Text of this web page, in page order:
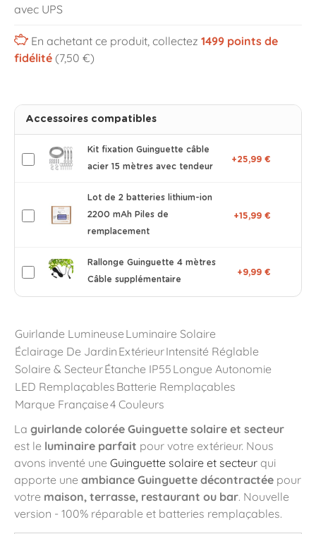
avec UPS
En achetant ce produit, collectez 1499points de
fidélité (7,50 €)
Accessoires compatibles
Kit fixation Guinguette câble
acier 15 mètres avec tendeur
+25,99 €
Lot de 2 batteries lithium-ion
2200 mAh Piles de
remplacement
+15,99 €
Rallonge Guinguette 4 mètres
Câble supplémentaire
+9,99 €
Guirlande Lumineuse Luminaire Solaire
Éclairage De Jardin ExtérieurIntensité Réglable
Solaire & SecteurÉtanche IP55 Longue Autonomie
LED Remplaçables Batterie Remplaçables
Marque Française4 Couleurs
La guirlande colorée Guinguette solaire et secteur
est le luminaire parfait pour votre extérieur. Nous
avons inventé une Guinguette solaire et secteur qui
apporte une ambiance Guinguette décontractée pour
votre maison, terrasse, restaurant ou bar. Nouvelle
version - 100% réparable et batteries remplaçables.